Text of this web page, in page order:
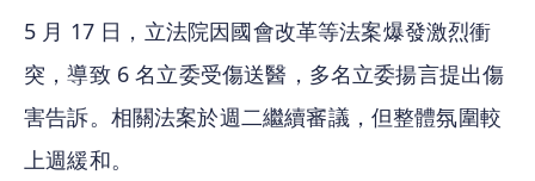
5 月 17 日，立法院因國會改革等法案爆發激烈衝
突，導致 6 名立委受傷送醫，多名立委揚言提出傷
害告訴。相關法案於週二繼續審議，但整體氛圍較
上週緩和。